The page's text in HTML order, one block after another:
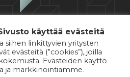
käyttää evästeitä
siihen linkittyvien yritysten
evästeitä (”cookies”), joilla
Evästeiden käyttö
ja markkinointiamme.